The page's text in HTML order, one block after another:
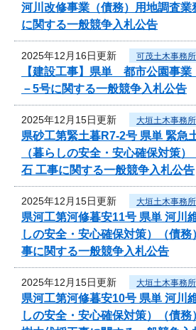
河川改修事業（債務）用地調査業
に関する一般競争入札公告
2025年12月16日更新 可茂土木事務所
【建設工事】県単 都市公園事
－5号に関する一般競争入札公告
2025年12月15日更新 大垣土木事務所
県砂工第緊土暮R7-2号 県単 緊急
（暮らしの安全・安心確保対策
石 工事に関する一般競争入札公告
2025年12月15日更新 大垣土木事務所
県河工第河修暮安11号 県単 河川
しの安全・安心確保対策）（債
事に関する一般競争入札公告
2025年12月15日更新 大垣土木事務所
県河工第河修暮安10号 県単 河川
しの安全・安心確保対策）（債務